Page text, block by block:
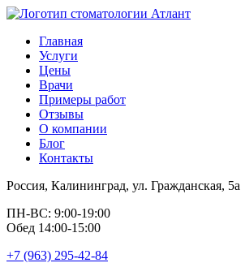
Главная
Услуги
Цены
Врачи
Примеры работ
Отзывы
О компании
Блог
Контакты
Россия, Калининград, ул. Гражданская, 5а
ПН-ВС: 9:00-19:00
Обед 14:00-15:00
+7 (963) 295-42-84